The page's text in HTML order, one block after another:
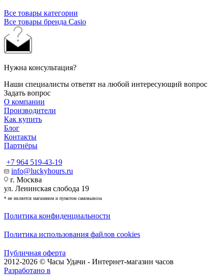
Все товары категории
Все товары бренда Casio
Нужна консультация?
Наши специалисты ответят на любой интересующий вопрос
Задать вопрос
О компании
Производители
Как купить
Блог
Контакты
Партнёры
+7 964 519-43-19
info@luckyhours.ru
г. Москва
ул. Ленинская слобода 19
* не является магазином и пунктом самовывоза
Политика конфиденциальности
Политика использования файлов cookies
Публичная оферта
2012-2026 © Часы Удачи - Интернет-магазин часов
Разработано в